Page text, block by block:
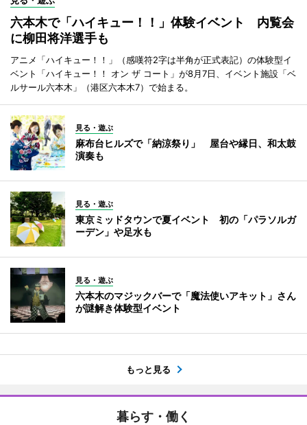
六本木で「ハイキュー！！」体験イベント 内覧会
に柳田将洋選手も
アニメ「ハイキュー！！」（感嘆符2字は半角が正式表記）の体験型イ
ベント「ハイキュー！！ オン ザ コート」が8月7日、イベント施設「ベ
ルサール六本木」（港区六本木7）で始まる。
見る・遊ぶ
麻布台ヒルズで「納涼祭り」 屋台や縁日、和太鼓
演奏も
見る・遊ぶ
東京ミッドタウンで夏イベント 初の「パラソルガ
ーデン」や足水も
見る・遊ぶ
六本木のマジックバーで「魔法使いアキット」さん
が謎解き体験型イベント
もっと見る
暮らす・働く